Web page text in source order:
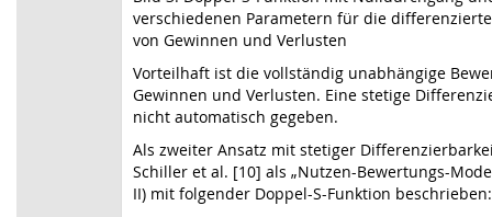
verschiedenen Parametern für die
von Gewinnen und Verlusten
Vorteilhaft ist die vollständig unabhängige
Gewinnen und Verlusten. Eine stetige
nicht automatisch gegeben.
Als zweiter Ansatz mit stetiger
Schiller et al. [10] als „Nutzen-Bewertungs-
II) mit folgender Doppel-S-Funktion beschrieben: